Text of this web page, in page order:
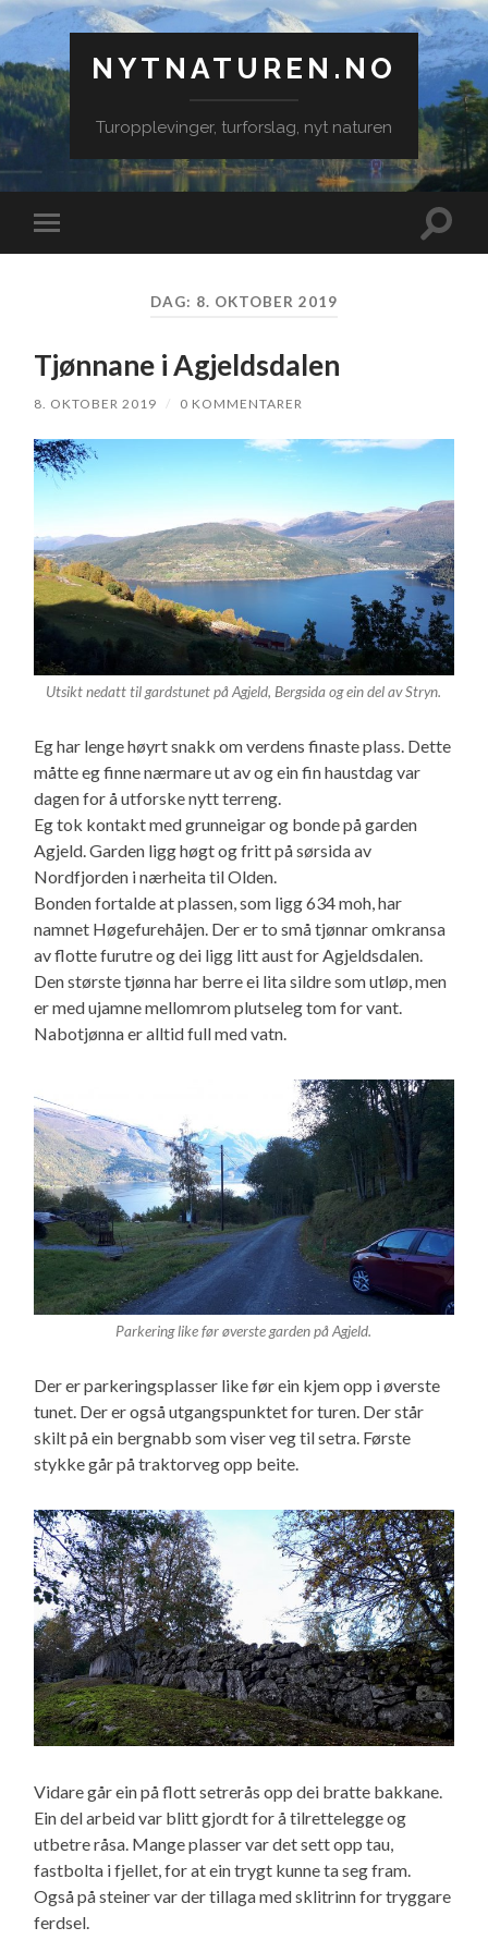
NYTNATUREN.NO
Turopplevinger, turforslag, nyt naturen
Veksle
mobilmeny
Veksle
DAG: 8. OKTOBER 2019
Tjønnane i Agjeldsdalen
8. OKTOBER 2019 / 0 KOMMENTARER
Utsikt nedatt til gardstunet på Agjeld, Bergsida og ein del av Stryn.
Eg har lenge høyrt snakk om verdens finaste plass. Dette
måtte eg finne nærmare ut av og ein fin haustdag var
dagen for å utforske nytt terreng.
Eg tok kontakt med grunneigar og bonde på garden
Agjeld. Garden ligg høgt og fritt på sørsida av
Nordfjorden i nærheita til Olden.
Bonden fortalde at plassen, som ligg 634 moh, har
namnet Høgefurehåjen. Der er to små tjønnar omkransa
av flotte furutre og dei ligg litt aust for Agjeldsdalen.
Den største tjønna har berre ei lita sildre som utløp, men
er med ujamne mellomrom plutseleg tom for vant.
Nabotjønna er alltid full med vatn.
Parkering like før øverste garden på Agjeld.
Der er parkeringsplasser like før ein kjem opp i øverste
tunet. Der er også utgangspunktet for turen. Der står
skilt på ein bergnabb som viser veg til setra. Første
stykke går på traktorveg opp beite.
Vidare går ein på flott setrerås opp dei bratte bakkane.
Ein del arbeid var blitt gjordt for å tilrettelegge og
utbetre råsa. Mange plasser var det sett opp tau,
fastbolta i fjellet, for at ein trygt kunne ta seg fram.
Også på steiner var der tillaga med sklitrinn for tryggare
ferdsel.